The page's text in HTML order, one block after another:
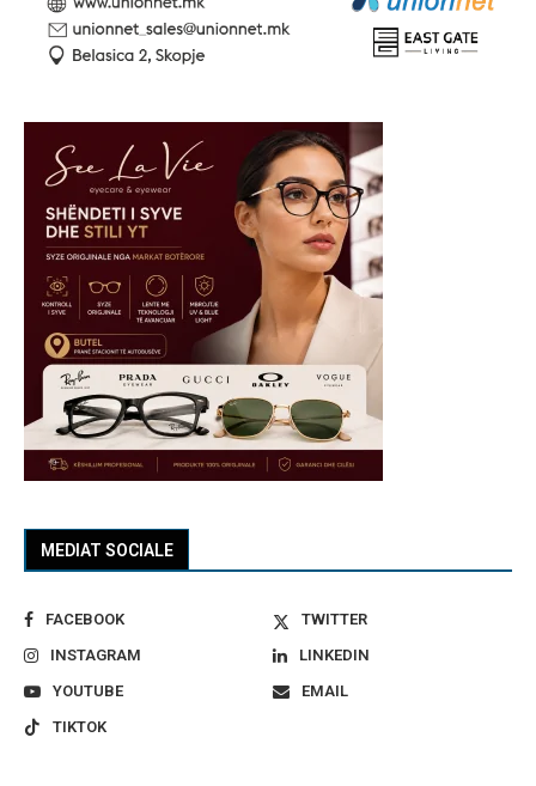
MEDIAT SOCIALE
FACEBOOK
TWITTER
INSTAGRAM
LINKEDIN
YOUTUBE
EMAIL
TIKTOK